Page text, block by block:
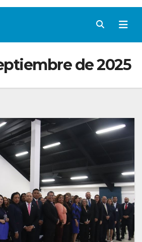
de 2025